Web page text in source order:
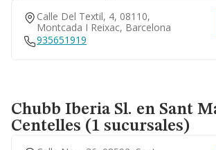
Calle Del Textil, 4, 08110,
Montcada I Reixac, Barcelona
935651919
Chubb Iberia Sl. en Sant
Centelles (1 sucursales)